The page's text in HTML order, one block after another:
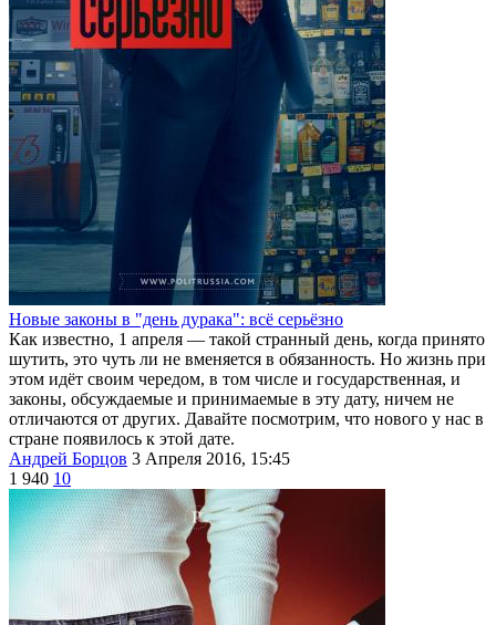
Новые законы в "день дурака": всё серьёзно
Как известно, 1 апреля — такой странный день, когда принято
шутить, это чуть ли не вменяется в обязанность. Но жизнь при
этом идёт своим чередом, в том числе и государственная, и
законы, обсуждаемые и принимаемые в эту дату, ничем не
отличаются от других. Давайте посмотрим, что нового у нас в
стране появилось к этой дате.
Андрей Борцов 3 Апреля 2016, 15:45
1 940 10